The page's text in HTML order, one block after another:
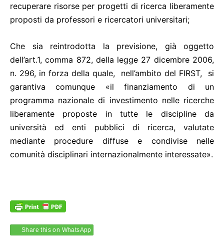
recuperare risorse per progetti di ricerca liberamente
proposti da professori e ricercatori universitari;
Che sia reintrodotta la previsione, già oggetto
dell’art.1, comma 872, della legge 27 dicembre 2006,
n. 296, in forza della quale, nell’ambito del FIRST, si
garantiva comunque «il finanziamento di un
programma nazionale di investimento nelle ricerche
liberamente proposte in tutte le discipline da
università ed enti pubblici di ricerca, valutate
mediante procedure diffuse e condivise nelle
comunità disciplinari internazionalmente interessate».
Share this on WhatsApp